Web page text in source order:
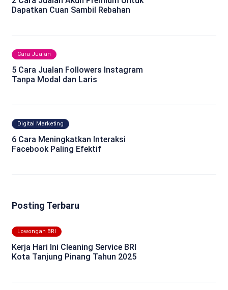
Dapatkan Cuan Sambil Rebahan
Cara Jualan
5 Cara Jualan Followers Instagram
Tanpa Modal dan Laris
Digital Marketing
6 Cara Meningkatkan Interaksi
Facebook Paling Efektif
Posting Terbaru
Lowongan BRI
Kerja Hari Ini Cleaning Service BRI
Kota Tanjung Pinang Tahun 2025